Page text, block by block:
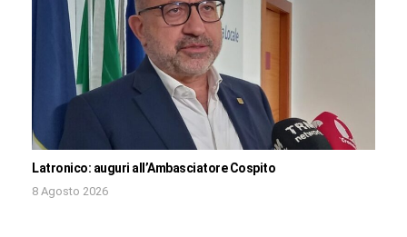
Latronico: auguri all’Ambasciatore Cospito
8 Agosto 2026